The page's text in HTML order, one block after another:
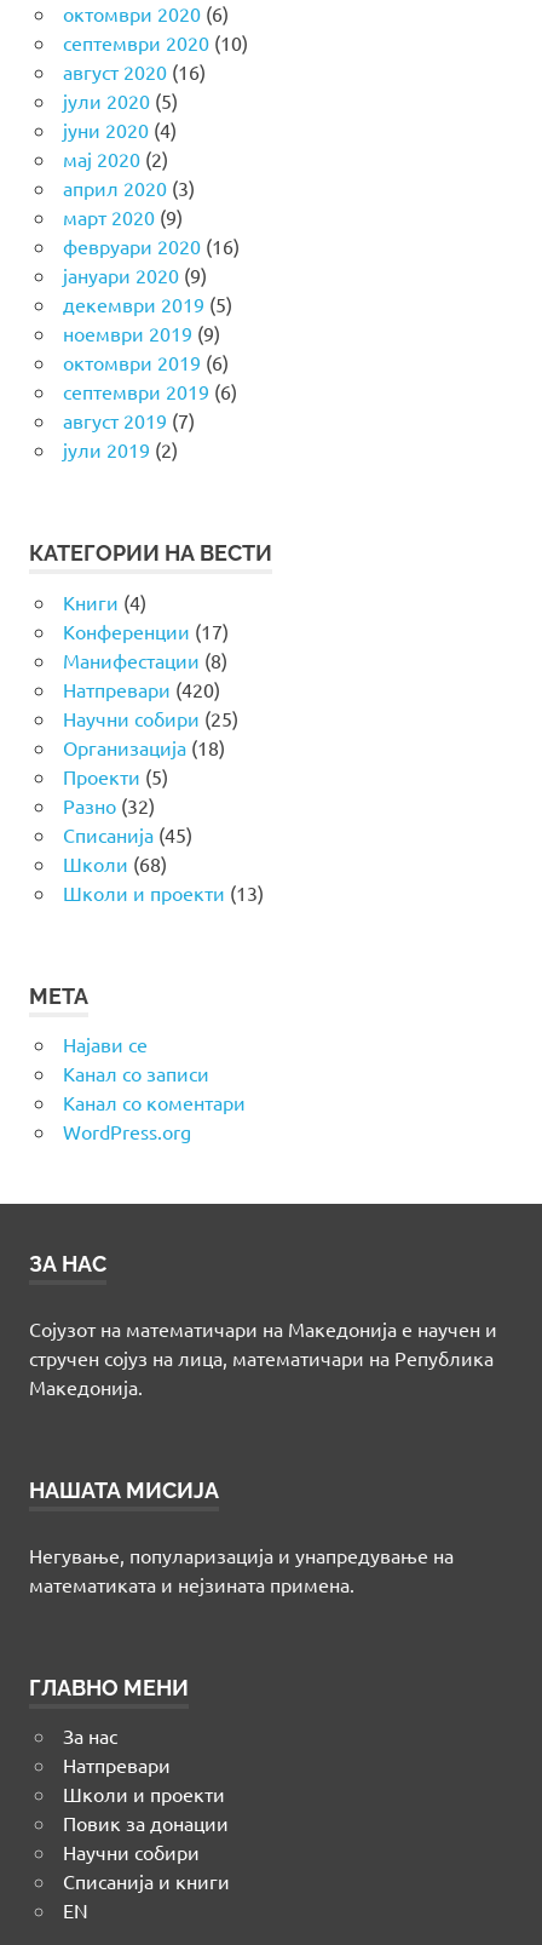
октомври 2020(6)
септември 2020(10)
август 2020(16)
јули 2020(5)
јуни 2020(4)
мај 2020(2)
април 2020(3)
март 2020(9)
февруари 2020(16)
јануари 2020(9)
декември 2019 (5)
ноември 2019 (9)
октомври 2019 (6)
септември 2019 (6)
август 2019 (7)
јули 2019 (2)
КАТЕГОРИИ НА ВЕСТИ
Книги (4)
Конференции (17)
Манифестации (8)
Натпревари (420)
Научни собири (25)
Организација(18)
Проекти (5)
Разно(32)
Списанија(45)
Школи (68)
Школи и проекти (13)
МЕТА
Најави се
Канал со записи
Канал со коментари
WordPress.org
ЗА НАС
Сојузот на математичари на Македонија е научен и
стручен сојуз на лица, математичари на Република
Македонија.
НАШАТА МИСИЈА
Негување, популаризација и унапредување на
математиката и нејзината примена.
ГЛАВНО МЕНИ
За нас
Натпревари
Школи и проекти
Повик за донации
Научни собири
Списанија и книги
EN